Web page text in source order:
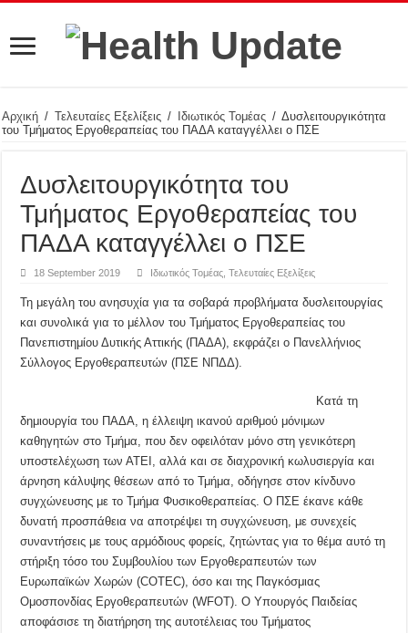
Αρχική / Τελευταίες Εξελίξεις / Ιδιωτικός Τομέας / Δυσλειτουργικότητα
του Τμήματος Εργοθεραπείας του ΠΑΔΑ καταγγέλλει ο ΠΣΕ
Δυσλειτουργικότητα του
Τμήματος Εργοθεραπείας του
ΠΑΔΑ καταγγέλλει ο ΠΣΕ
18 September 2019 Ιδιωτικός Τομέας ,Τελευταίες Εξελίξεις
Τη μεγάλη του ανησυχία για τα σοβαρά προβλήματα δυσλειτουργίας
και συνολικά για το μέλλον του Τμήματος Εργοθεραπείας του
Πανεπιστημίου Δυτικής Αττικής (ΠΑΔΑ), εκφράζει ο Πανελλήνιος
Σύλλογος Εργοθεραπευτών (ΠΣΕ ΝΠΔΔ).
Κατά τη
δημιουργία του ΠΑΔΑ, η έλλειψη ικανού αριθμού μόνιμων
καθηγητών στο Τμήμα, που δεν οφειλόταν μόνο στη γενικότερη
υποστελέχωση των ΑΤΕΙ, αλλά και σε διαχρονική κωλυσιεργία και
άρνηση κάλυψης θέσεων από το Τμήμα, οδήγησε στον κίνδυνο
συγχώνευσης με το Τμήμα Φυσικοθεραπείας. Ο ΠΣΕ έκανε κάθε
δυνατή προσπάθεια να αποτρέψει τη συγχώνευση, με συνεχείς
συναντήσεις με τους αρμόδιους φορείς, ζητώντας για το θέμα αυτό τη
στήριξη τόσο του Συμβουλίου των Εργοθεραπευτών των
Ευρωπαϊκών Χωρών (COTEC), όσο και της Παγκόσμιας
Ομοσπονδίας Εργοθεραπευτών (WFOT). Ο Υπουργός Παιδείας
αποφάσισε τη διατήρηση της αυτοτέλειας του Τμήματος